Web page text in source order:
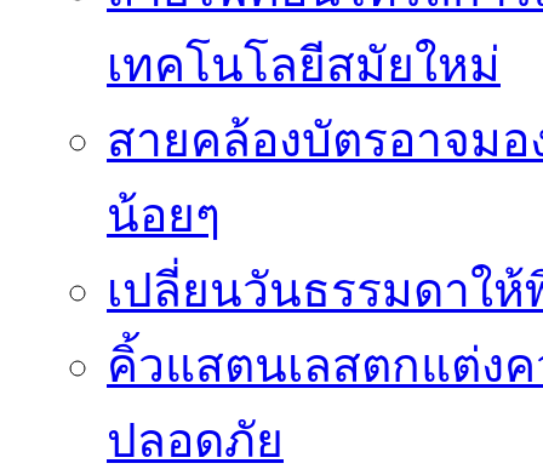
เทคโนโลยีสมัยใหม่
สายคล้องบัตรอาจมอ
น้อยๆ
เปลี่ยนวันธรรมดาใ
คิ้วแสตนเลสตกแต่ง
ปลอดภัย